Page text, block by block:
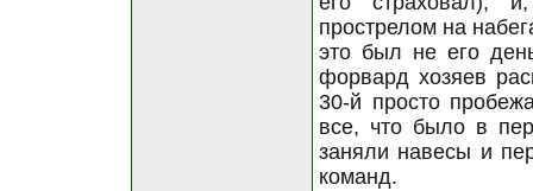
прострелом на
это был не его
форвард хозяев
30-й просто
все, что было в
заняли навесы и
команд.